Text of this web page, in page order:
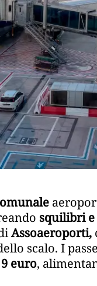
squilibri
Assoaeroporti,
scalo. I
euro,